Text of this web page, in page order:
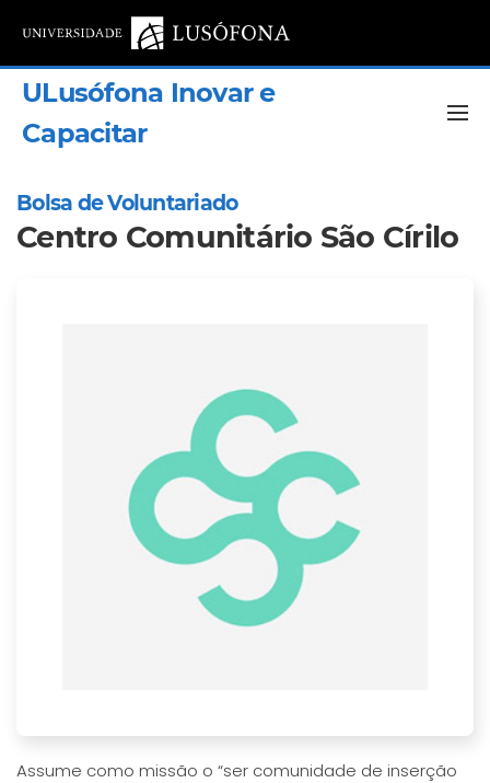
ULusófona Inovar e
Capacitar
Bolsa de Voluntariado
Centro Comunitário São Círilo
Assume como missão o “ser comunidade de inserção